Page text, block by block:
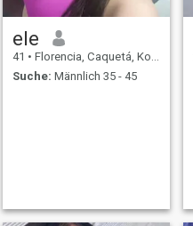
ele
41 • Florencia, Caquetá, Kolumbien
Suche: Männlich 35 - 45